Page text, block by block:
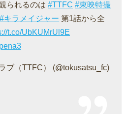
られるのは #TTFC #東映特撮
#キラメイジャー 第1話から全
t.co/UbKUMrUl9E
ブ（TTFC） (@tokusatsu_fc)